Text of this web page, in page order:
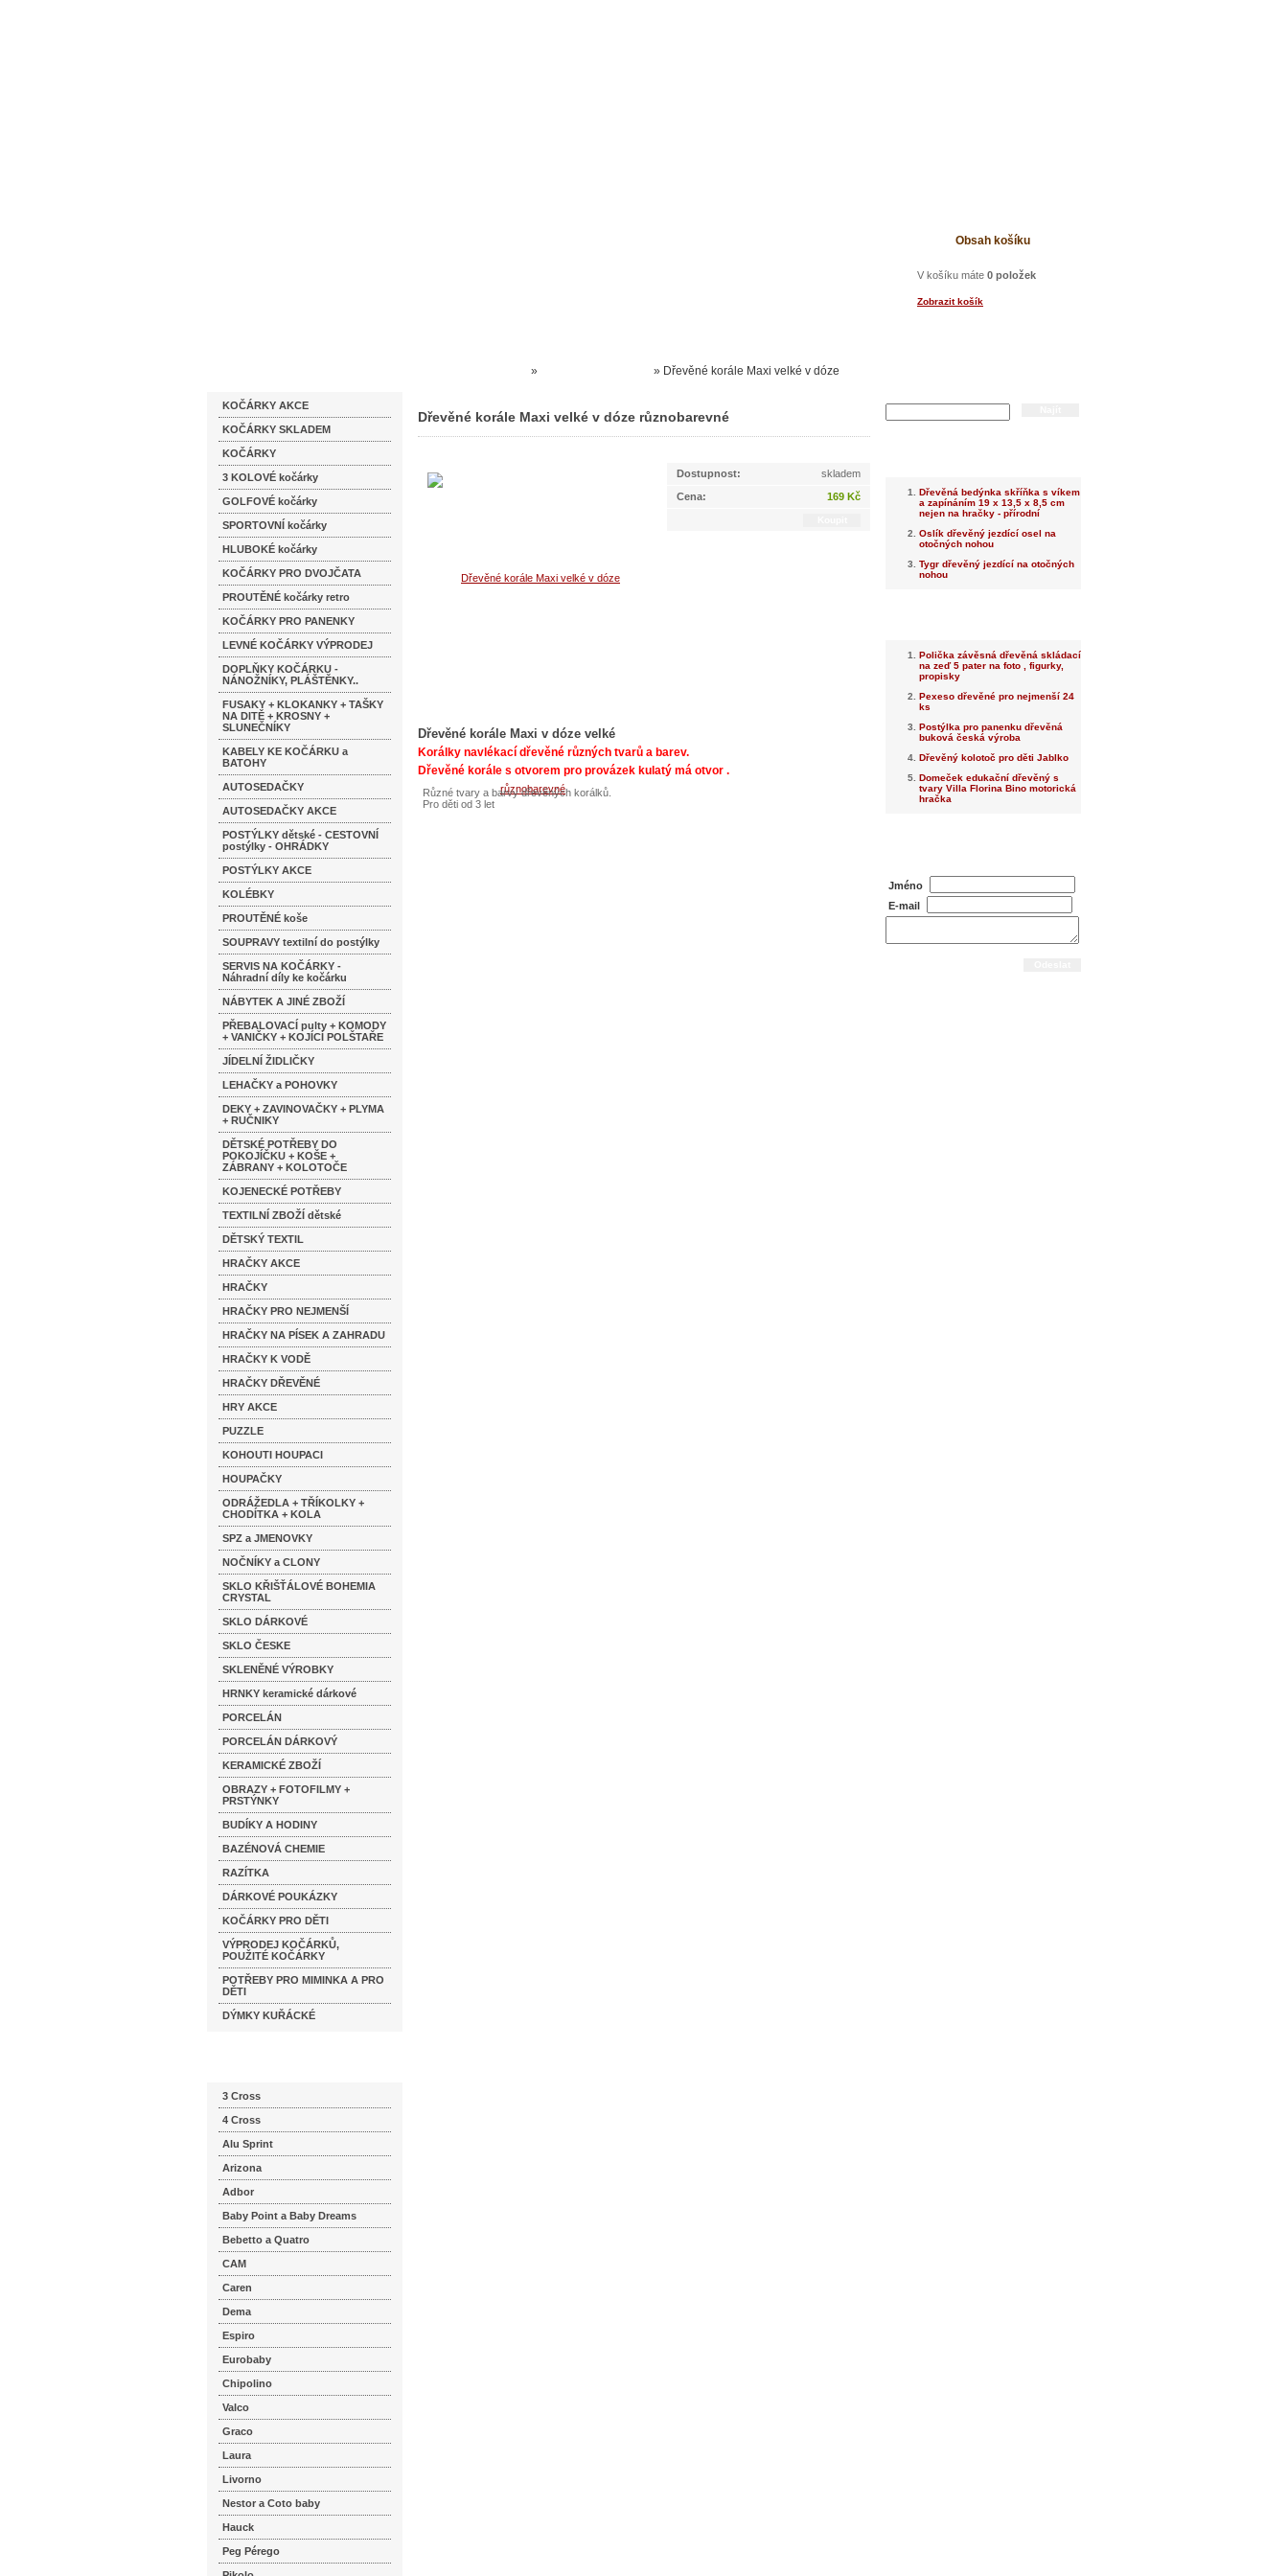
Obsah košíku
V košíku máte 0 položek
Zobrazit košík
KOČÁRKY AKCE
KOČÁRKY SKLADEM
KOČÁRKY
3 KOLOVÉ kočárky
GOLFOVÉ kočárky
SPORTOVNÍ kočárky
HLUBOKÉ kočárky
KOČÁRKY PRO DVOJČATA
PROUTĚNÉ kočárky retro
KOČÁRKY PRO PANENKY
LEVNÉ KOČÁRKY VÝPRODEJ
DOPLŇKY KOČÁRKU -
NÁNOŽNÍKY, PLÁŠTĚNKY..
FUSAKY + KLOKANKY + TAŠKY
NA DITĚ + KROSNY +
SLUNEČNÍKY
KABELY KE KOČÁRKU a
BATOHY
AUTOSEDAČKY
AUTOSEDAČKY AKCE
POSTÝLKY dětské - CESTOVNÍ
postýlky - OHRÁDKY
POSTÝLKY AKCE
KOLÉBKY
PROUTĚNÉ koše
SOUPRAVY textilní do postýlky
SERVIS NA KOČÁRKY -
Náhradní díly ke kočárku
NÁBYTEK A JINÉ ZBOŽÍ
PŘEBALOVACÍ pulty + KOMODY
+ VANIČKY + KOJÍCÍ POLŠTAŘE
JÍDELNÍ ŽIDLIČKY
LEHAČKY a POHOVKY
DEKY + ZAVINOVAČKY + PLYMA
+ RUČNIKY
DĚTSKÉ POTŘEBY DO
POKOJÍČKU + KOŠE +
ZÁBRANY + KOLOTOČE
KOJENECKÉ POTŘEBY
TEXTILNÍ ZBOŽÍ dětské
DĚTSKÝ TEXTIL
HRAČKY AKCE
HRAČKY
HRAČKY PRO NEJMENŠÍ
HRAČKY NA PÍSEK A ZAHRADU
HRAČKY K VODĚ
HRAČKY DŘEVĚNÉ
HRY AKCE
PUZZLE
KOHOUTI HOUPACI
HOUPAČKY
ODRÁŽEDLA + TŘÍKOLKY +
CHODÍTKA + KOLA
SPZ a JMENOVKY
NOČNÍKY a CLONY
SKLO KŘIŠŤÁLOVÉ BOHEMIA
CRYSTAL
SKLO DÁRKOVÉ
SKLO ČESKE
SKLENĚNÉ VÝROBKY
HRNKY keramické dárkové
PORCELÁN
PORCELÁN DÁRKOVÝ
KERAMICKÉ ZBOŽÍ
OBRAZY + FOTOFILMY +
PRSTÝNKY
BUDÍKY A HODINY
BAZÉNOVÁ CHEMIE
RAZÍTKA
DÁRKOVÉ POUKÁZKY
KOČÁRKY PRO DĚTI
VÝPRODEJ KOČÁRKŮ,
POUŽITÉ KOČÁRKY
POTŘEBY PRO MIMINKA A PRO
DĚTI
DÝMKY KUŘÁCKÉ
3 Cross
4 Cross
Alu Sprint
Arizona
Adbor
Baby Point a Baby Dreams
Bebetto a Quatro
CAM
Caren
Dema
Espiro
Eurobaby
Chipolino
Valco
Graco
Laura
Livorno
Nestor a Coto baby
Hauck
Peg Pérego
» » Dřevěné korále Maxi velké v dóze
různobarevné
Dřevěné korále Maxi velké v dóze různobarevné
Dostupnost:
skladem
Cena:
169 Kč
Dřevěné korále Maxi v dóze velké
Korálky navlékací dřevěné různých tvarů a barev.
Dřevěné korále s otvorem pro provázek kulatý má otvor .
Různé tvary a barvy dřevěných korálků.
Pro děti od 3 let
Dřevěná bedýnka skříňka s víkem
a zapínáním 19 x 13,5 x 8,5 cm
nejen na hračky - přírodní
Oslík dřevěný jezdící osel na
otočných nohou
Tygr dřevěný jezdící na otočných
nohou
Polička závěsná dřevěná skládací
na zeď 5 pater na foto , figurky,
propisky
Pexeso dřevěné pro nejmenší 24
ks
Postýlka pro panenku dřevěná
buková česká výroba
Dřevěný kolotoč pro děti Jablko
Domeček edukační dřevěný s
tvary Villa Florina Bino motorická
hračka
Jméno
E-mail